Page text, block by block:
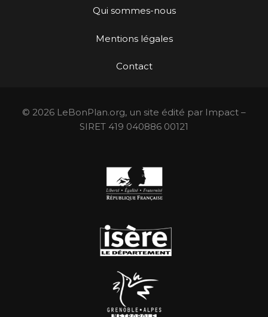
Qui sommes-nous
Mentions légales
Contact
© 2026 LeBonPlan.org, un site édité par Impact –
SIRET 419 040886 00121